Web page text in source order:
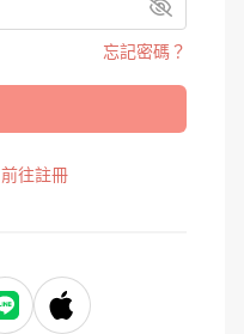
忘記密碼？
前往註冊